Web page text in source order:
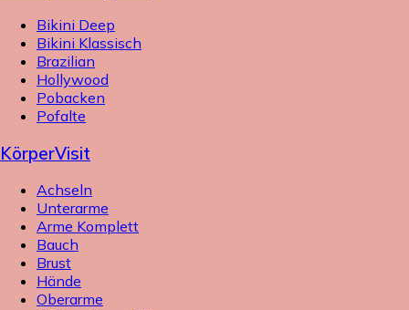
Bikini Deep
Bikini Klassisch
Brazilian
Hollywood
Pobacken
Pofalte
KörperVisit
Achseln
Unterarme
Arme Komplett
Bauch
Brust
Hände
Oberarme